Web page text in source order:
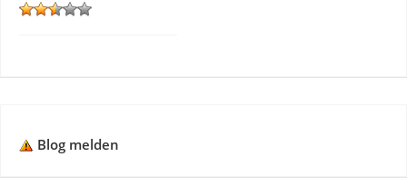
Blog melden